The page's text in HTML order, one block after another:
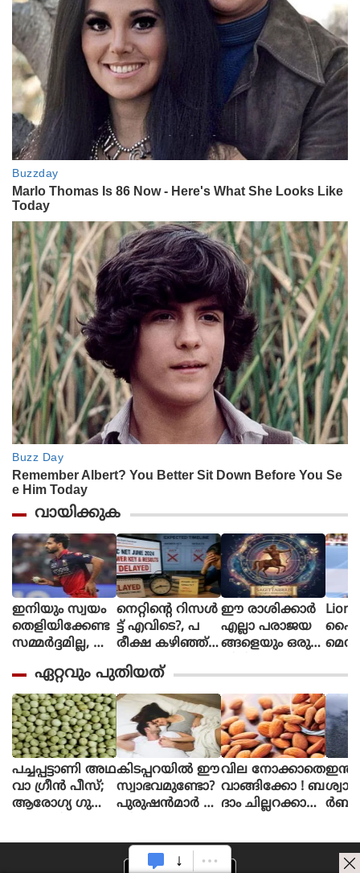
വായിക്കുക
ഇനിയും സ്വയം
തെളിയിക്കേണ്ട
സമ്മർദ്ദമില്ല, അ
ഭിച്ചാൽ സ
ന്തോഷം അത്ര
മാത്രം : ഭുവ
നേശ്വർ കുമാർ
നെറ്റിൻ്റെ റിസൾ
ട്ട് എവിടെ?, പ
രീക്ഷ കഴിഞ്ഞ്
ഒരു മാസ
മായിട്ടും ഉത്തര
സൂചിക
പോലുമില്ല, ആ
ശങ്കയിൽ
വിദ്യാർഥികൾ
ഈ രാശിക്കാര്‍
എല്ലാ പരാജയ
ങ്ങളെയും ഒരു
വാക്കി മാറ്റുന്നു
ഏറ്റവും പുതിയത്
പച്ചപ്പട്ടാണി അഥ
വാ ഗ്രീൻ പീസ്;
ആരോഗ്യ ഗുണ
കിടപ്പറയിൽ ഈ
സ്വാഭവമുണ്ടോ?
പുരുഷൻമാർ ശ്ര
വില നോക്കാതെ
വാങ്ങിക്കോ ! ബ
ദാം ചില്ലറക്കാര